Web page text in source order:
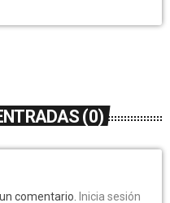
(0)
comentario.
Inicia sesión